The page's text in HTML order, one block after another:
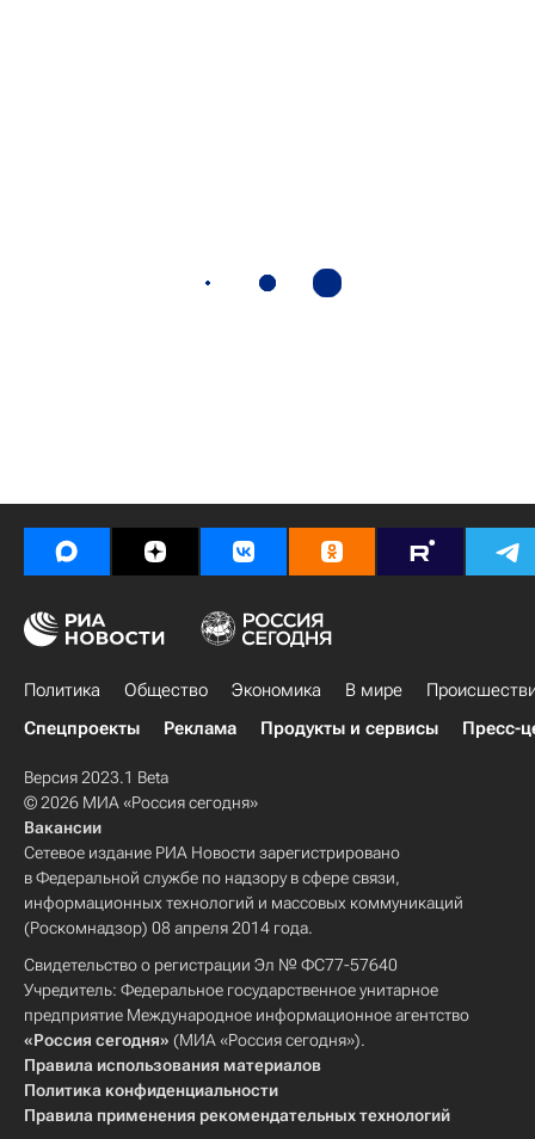
Политика Общество Экономика В мире
Спецпроекты
Реклама Продукты и сервисы Пресс-
Версия 2023.1 Beta
© 2026 МИА «Россия сегодня»
Вакансии
Сетевое издание РИА Новости зарегистрировано
в Федеральной службе по надзору в сфере связи,
информационных технологий и массовых коммуникаций
(Роскомнадзор) 08 апреля 2014 года.
Свидетельство о регистрации Эл № ФС77-57640
Учредитель: Федеральное государственное унитарное
предприятие Международное информационное агентство
«Россия сегодня» (МИА «Россия сегодня»).
Правила использования материалов
Политика конфиденциальности
Правила применения рекомендательных технологий